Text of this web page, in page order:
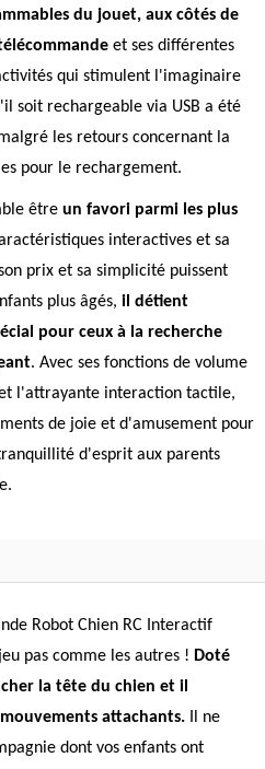
du jouet, aux côtés de
et ses différentes
qui stimulent l'imaginaire
soit rechargeable via USB a été
les retours concernant la
pour le rechargement.
être un favori parmi les plus
interactives et sa
prix et sa simplicité puissent
plus âgés, il détient
pour ceux à la recherche
. Avec ses fonctions de volume
l'attrayante interaction tactile,
de joie et d'amusement pour
d'esprit aux parents
Robot Chien RC Interactif
pas comme les autres ! Doté
la tête du chien et il
attachants. Il ne
dont vos enfants ont